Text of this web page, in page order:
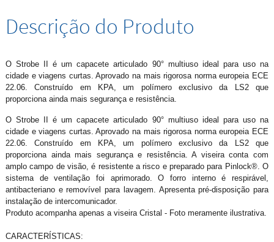
Descrição do Produto
O Strobe II é um capacete articulado 90° multiuso ideal para uso na
cidade e viagens curtas. Aprovado na mais rigorosa norma europeia ECE
22.06. Construído em KPA, um polímero exclusivo da LS2 que
proporciona ainda mais segurança e resistência.
O Strobe II é um capacete articulado 90° multiuso ideal para uso na
cidade e viagens curtas. Aprovado na mais rigorosa norma europeia ECE
22.06. Construído em KPA, um polímero exclusivo da LS2 que
proporciona ainda mais segurança e resistência. A viseira conta com
amplo campo de visão, é resistente a risco e preparado para Pinlock®. O
sistema de ventilação foi aprimorado. O forro interno é respirável,
antibacteriano e removível para lavagem. Apresenta pré-disposição para
instalação de intercomunicador.
Produto acompanha apenas a viseira Cristal - Foto meramente ilustrativa.
CARACTERÍSTICAS: